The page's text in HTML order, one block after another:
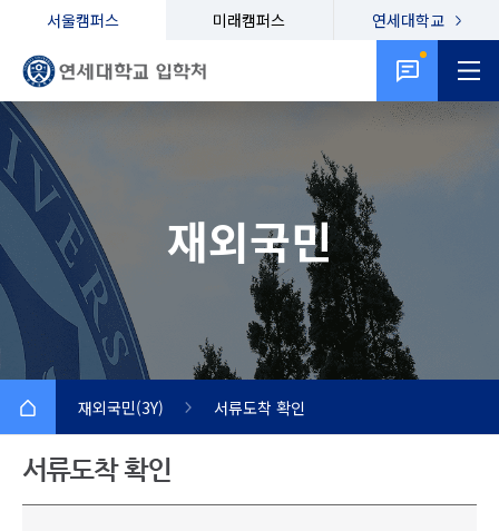
서울캠퍼스 미래캠퍼스 연세대학교
재외국민
재외국민(3Y) 서류도착 확인